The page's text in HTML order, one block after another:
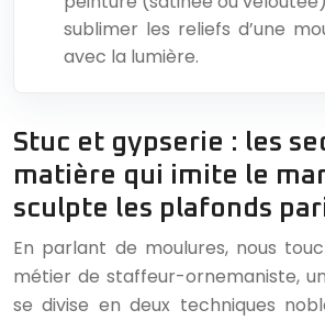
sublimer les reliefs d’une
avec la lumière.
Stuc et gypserie : les
matière qui imite le
sculpte les plafonds
En parlant de moulures, nous
métier de staffeur-ornemaniste,
se divise en deux techniques